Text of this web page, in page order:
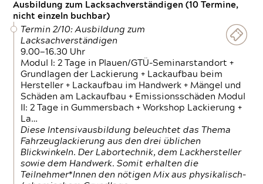
Ausbildung zum Lacksachverständigen (10 Termine,
nicht einzeln buchbar)
Termin 2/10: Ausbildung zum
Lacksachverständigen
9.00—16.30 Uhr
Modul I: 2 Tage in Plauen/GTÜ-Seminarstandort +
Grundlagen der Lackierung + Lackaufbau beim
Hersteller + Lackaufbau im Handwerk + Mängel und
Schäden am Lackaufbau + Emissionsschäden Modul
II: 2 Tage in Gummersbach + Workshop Lackierung +
La…
Diese Intensivausbildung beleuchtet das Thema
Fahrzeuglackierung aus den drei üblichen
Blickwinkeln. Der Labortechnik, dem Lackhersteller
sowie dem Handwerk. Somit erhalten die
Teilnehmer*Innen den nötigen Mix aus physikalisch-